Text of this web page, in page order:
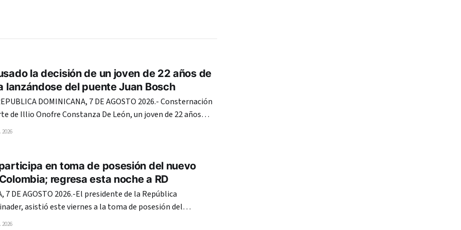
la decisión de un joven de 22 años de
lanzándose del puente Juan Bosch
DOMINICANA, 7 DE AGOSTO 2026.- Consternación
de Illio Onofre Constanza De León, un joven de 22 años
la tarde del jueves al lanzarse del puente Juan Boch,
2026
en toma de posesión del nuevo
regresa esta noche a RD
7 DE AGOSTO 2026.-El presidente de la República
asistió este viernes a la toma de posesión del
Abelardo de la Espriella, para el período 2026-2030. La
2026